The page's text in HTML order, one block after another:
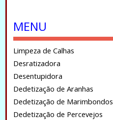
MENU
Limpeza de Calhas
Desratizadora
Desentupidora
Dedetização de Aranhas
Dedetização de Marimbondos
Dedetização de Percevejos